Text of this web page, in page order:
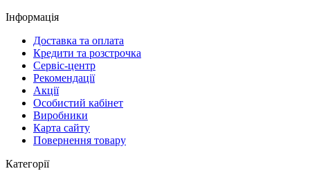
Інформація
Доставка та оплата
Кредити та розстрочка
Сервіc-центр
Рекомендації
Акції
Особистий кабінет
Виробники
Карта сайту
Повернення товару
Категорії